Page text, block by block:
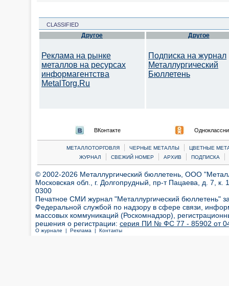
CLASSIFIED
Другое
Реклама на рынке
металлов на ресурсах
информагентства
MetalTorg.Ru
Другое
Подписка на журнал
Металлургический
Бюллетень
ВКонтакте
МЕТАЛЛОТОРГОВЛЯ | ЧЕРНЫЕ МЕТАЛЛЫ |
ЦВЕТНЫЕ
ЖУРНАЛ
| СВЕЖИЙ НОМЕР | АРХИВ | ПОДПИСКА |
© 2002-2026 Металлургический бюллетень, ООО
Московская обл., г. Долгопрудный, пр-т Пацаева, д. 7,
0300
Печатное СМИ журнал "Металлургический бюллетень"
Федеральной службой по надзору в сфере связи,
массовых коммуникаций (Роскомнадзор),
решения о регистрации: серия ПИ № ФС 77 - 85902 от 04
О журнале | Реклама | Контакты